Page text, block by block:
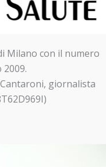
Milano con il numero
2009.
giornalista